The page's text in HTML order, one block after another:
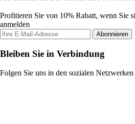
Profitieren Sie von 10% Rabatt, wenn Sie
anmelden
Abonnieren
Bleiben Sie in Verbindung
Folgen Sie uns in den sozialen Netzwerken